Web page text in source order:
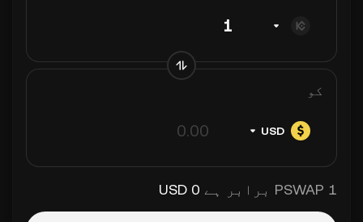
کو
USD
1 PSWAP برابر ہے 0 USD